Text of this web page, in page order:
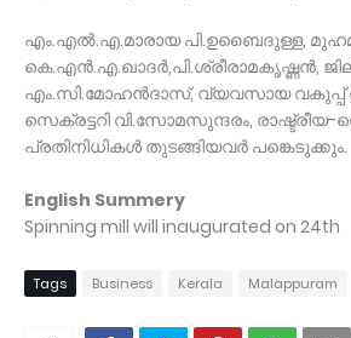
എം.എല്‍.എ.മാരായ പി.ഉബൈദുള്ള,
കെ.എന്‍.എ.ഖാദര്‍,പി.ശ്രീരാമകൃഷ്ണന്‍,
എം.സി.മോഹന്‍ദാസ്, വ്യവസായ
സെക്രട്ടറി വി.സോമസുന്ദരം,
പ്രതിനിധികള്‍ തുടങ്ങിയവര്‍ പങ്കെടുക്കും.
English Summery
Spinning mill will inaugurated on 24th
Tags Business Kerala Malappuram